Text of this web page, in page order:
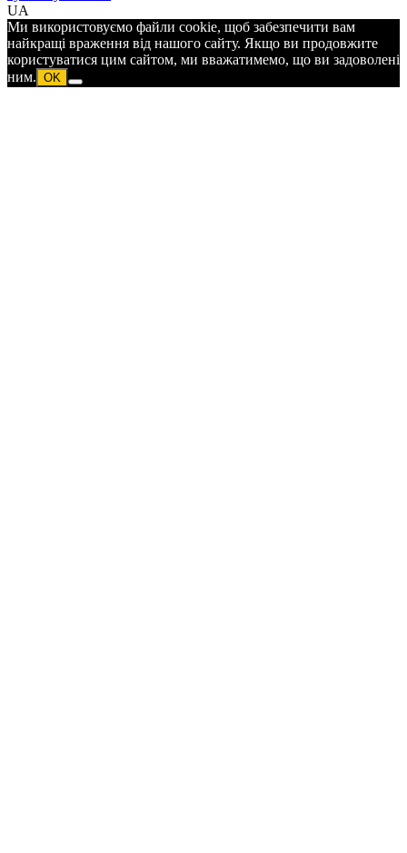
UA
Ми використовуємо файли cookie, щоб забезпечити вам
найкращі враження від нашого сайту. Якщо ви продовжите
користуватися цим сайтом, ми вважатимемо, що ви задоволені
ним. OK